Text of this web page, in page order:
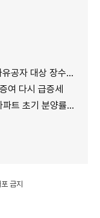
장수사진 촬영 봉사
여 다시 급증세
초기 분양률 급락
금지